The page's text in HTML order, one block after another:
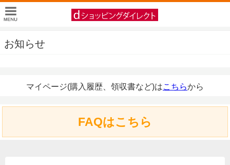
お知らせ
マイページ(購入履歴、領収書など)はこちらから
FAQはこちら